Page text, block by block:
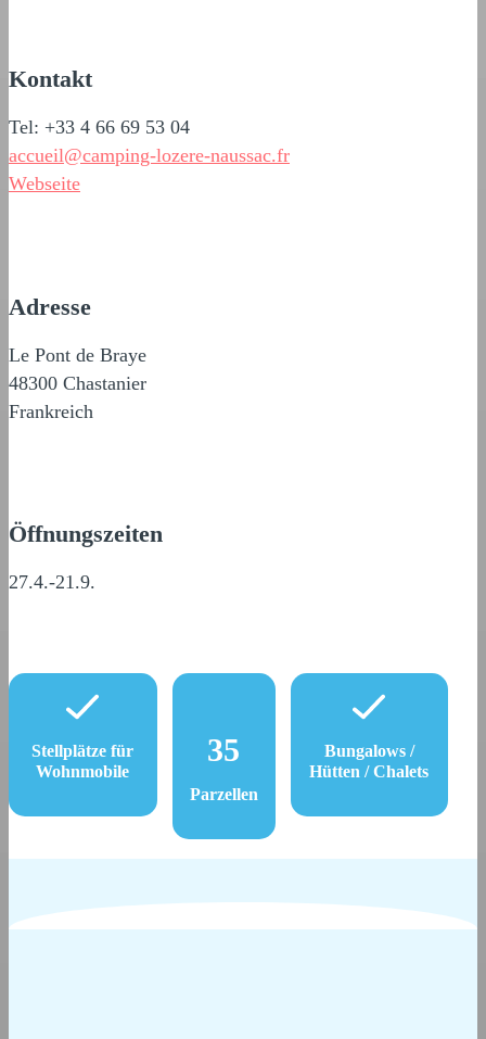
Kontakt
Tel: +33 4 66 69 53 04
accueil@camping-lozere-naussac.fr
Webseite
Adresse
Le Pont de Braye
48300 Chastanier
Frankreich
Öffnungszeiten
27.4.-21.9.
Stellplätze für
Wohnmobile
35
Parzellen
Bungalows /
Hütten / Chalets